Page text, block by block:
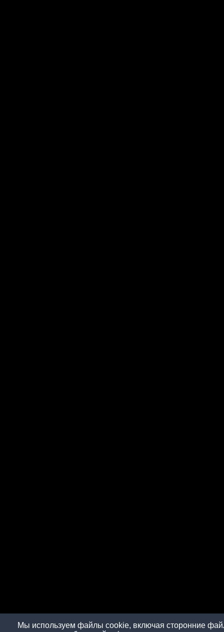
Мы используем файлы cookie, включая сторонние